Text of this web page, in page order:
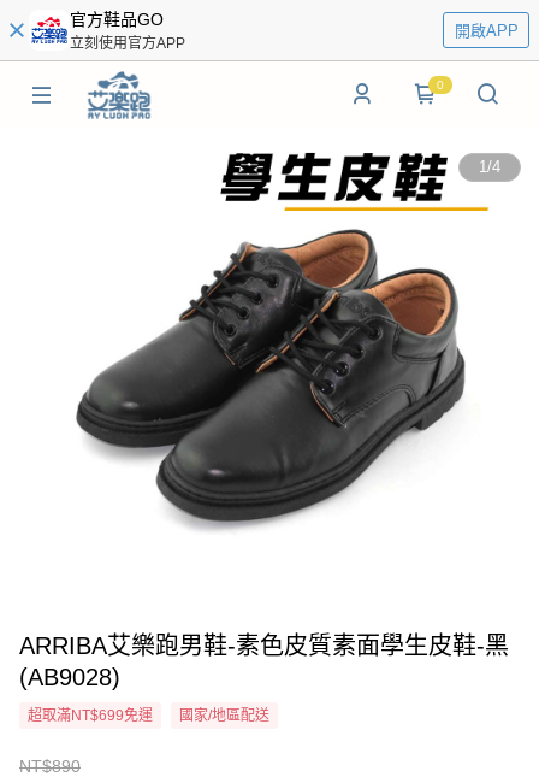
官方鞋品GO
立刻使用官方APP
開啟APP
0
1/4
ARRIBA艾樂跑男鞋-素色皮質素面學生皮鞋-黑
(AB9028)
超取滿NT$699免運 國家/地區配送
NT$890